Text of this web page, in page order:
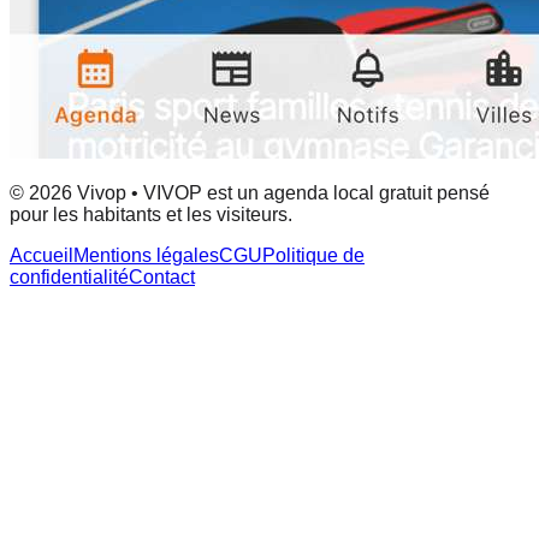
© 2026 Vivop • VIVOP est un agenda local gratuit pensé
pour les habitants et les visiteurs.
Accueil Mentions légalesCGUPolitique de
confidentialitéContact